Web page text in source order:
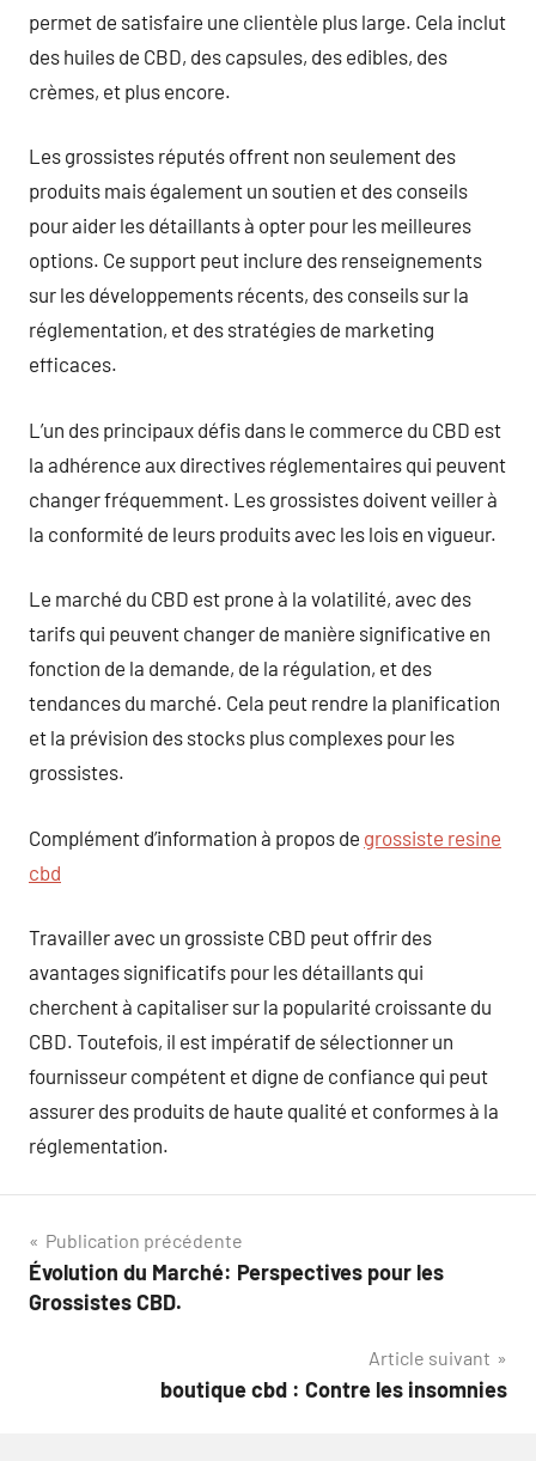
permet de satisfaire une clientèle plus large. Cela inclut
des huiles de CBD, des capsules, des edibles, des
crèmes, et plus encore.
Les grossistes réputés offrent non seulement des
produits mais également un soutien et des conseils
pour aider les détaillants à opter pour les meilleures
options. Ce support peut inclure des renseignements
sur les développements récents, des conseils sur la
réglementation, et des stratégies de marketing
efficaces.
L’un des principaux défis dans le commerce du CBD est
la adhérence aux directives réglementaires qui peuvent
changer fréquemment. Les grossistes doivent veiller à
la conformité de leurs produits avec les lois en vigueur.
Le marché du CBD est prone à la volatilité, avec des
tarifs qui peuvent changer de manière significative en
fonction de la demande, de la régulation, et des
tendances du marché. Cela peut rendre la planification
et la prévision des stocks plus complexes pour les
grossistes.
Complément d’information à propos de grossiste resine
cbd
Travailler avec un grossiste CBD peut offrir des
avantages significatifs pour les détaillants qui
cherchent à capitaliser sur la popularité croissante du
CBD. Toutefois, il est impératif de sélectionner un
fournisseur compétent et digne de confiance qui peut
assurer des produits de haute qualité et conformes à la
réglementation.
Navigation
de
Publication précédente
Évolution du Marché: Perspectives pour les
Grossistes CBD.
Article suivant
boutique cbd : Contre les insomnies